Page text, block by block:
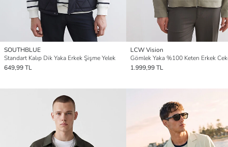
SOUTHBLUE
Standart Kalıp Dik Yaka Erkek Şişme Yelek
649,99 TL
LCW Vision
Gömlek Yaka %100 Keten Erkek
1.999,99 TL